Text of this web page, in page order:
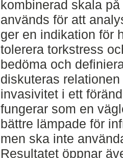
kombinerad skala
används för att
ger en indikation för
tolerera torkstress
bedöma och
diskuteras
invasivitet i ett
fungerar som en
bättre lämpade för
men ska inte
Resultatet öppnar